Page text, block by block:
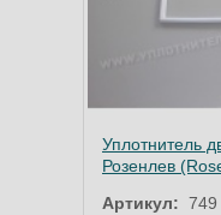
Уплотнитель
Розенлев
Артикул: 749